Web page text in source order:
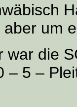
um
war die
– 5 –